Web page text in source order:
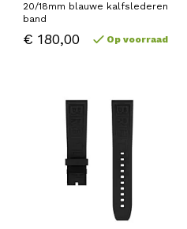
20/18mm blauwe kalfslederen
band
€ 180,00 Op voorraad